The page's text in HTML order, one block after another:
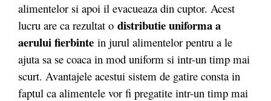
alimentelor si apoi il evacueaza din cuptor. Acest
lucru are ca rezultat o distributie uniforma a
aerului fierbinte in jurul alimentelor pentru a le
ajuta sa se coaca in mod uniform si intr-un timp mai
scurt. Avantajele acestui sistem de gatire consta in
faptul ca alimentele vor fi pregatite intr-un timp mai